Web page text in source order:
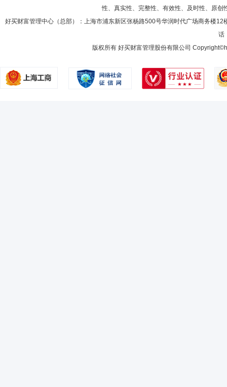
性、真实性、完整性、有效性、及时性、原
好买财富管理中心（总部）：上海市浦东新区张杨路500号华润时代广场商务楼12
话
版权所有 好买财富管理股份有限公司